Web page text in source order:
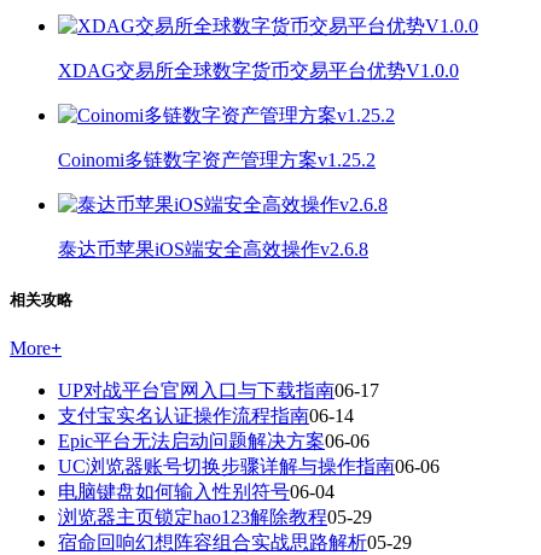
XDAG交易所全球数字货币交易平台优势V1.0.0
Coinomi多链数字资产管理方案v1.25.2
泰达币苹果iOS端安全高效操作v2.6.8
相关攻略
More+
UP对战平台官网入口与下载指南06-17
支付宝实名认证操作流程指南06-14
Epic平台无法启动问题解决方案06-06
UC浏览器账号切换步骤详解与操作指南06-06
电脑键盘如何输入性别符号06-04
浏览器主页锁定hao123解除教程05-29
宿命回响幻想阵容组合实战思路解析05-29